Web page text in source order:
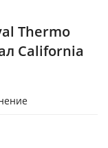
Thermo
California